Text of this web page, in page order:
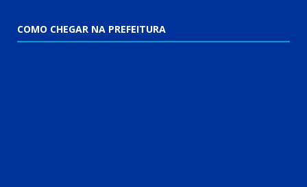
COMO CHEGAR NA PREFEITURA